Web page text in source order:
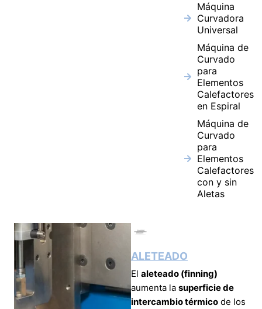
Máquina
Curvadora
Universal
Máquina de
Curvado
para
Elementos
Calefactores
en Espiral
Máquina de
Curvado
para
Elementos
Calefactores
con y sin
Aletas
ALETEADO
El aleteado (finning)
aumenta la superficie de
intercambio térmico de los